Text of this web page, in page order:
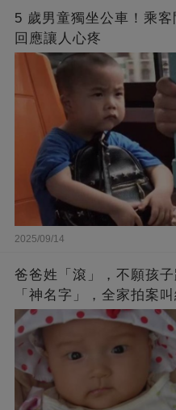
5 歲男童獨坐公車！乘
回應讓人心疼
2025/09/14
爸爸姓「滾」，不願孩
「神名字」，全家拍案